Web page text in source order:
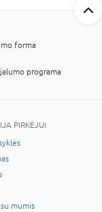
forma
programa
PIRKĖJUI
mumis